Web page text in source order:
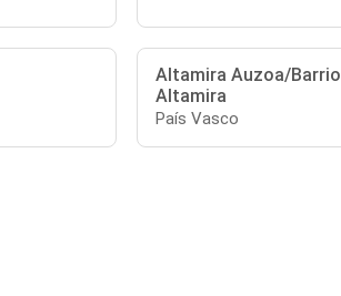
Altamira Auzoa/Barrio
Altamira
País Vasco